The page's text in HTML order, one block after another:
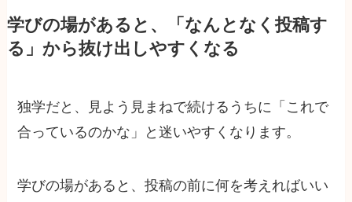
学びの場があると、「なんとなく投稿す
る」から抜け出しやすくなる
独学だと、見よう見まねで続けるうちに「これで
合っているのかな」と迷いやすくなります。
学びの場があると、投稿の前に何を考えればいい